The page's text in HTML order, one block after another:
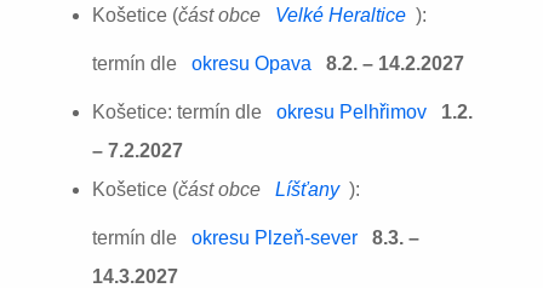
Košetice (část obce Velké Heraltice ):
termín dle okresu Opava 8.2. – 14.2.2027
Košetice: termín dle okresu Pelhřimov
1.2.
– 7.2.2027
Košetice (část obce Líšťany ):
termín dle okresu Plzeň-sever
8.3. –
14.3.2027